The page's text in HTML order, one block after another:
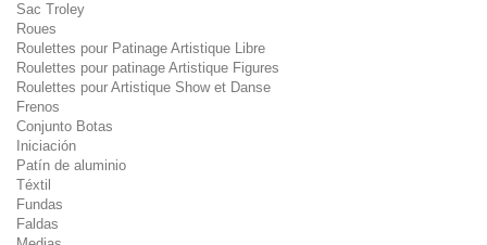
Sac Troley
Roues
Roulettes pour Patinage Artistique Libre
Roulettes pour patinage Artistique Figures
Roulettes pour Artistique Show et Danse
Frenos
Conjunto Botas
Iniciación
Patín de aluminio
Téxtil
Fundas
Faldas